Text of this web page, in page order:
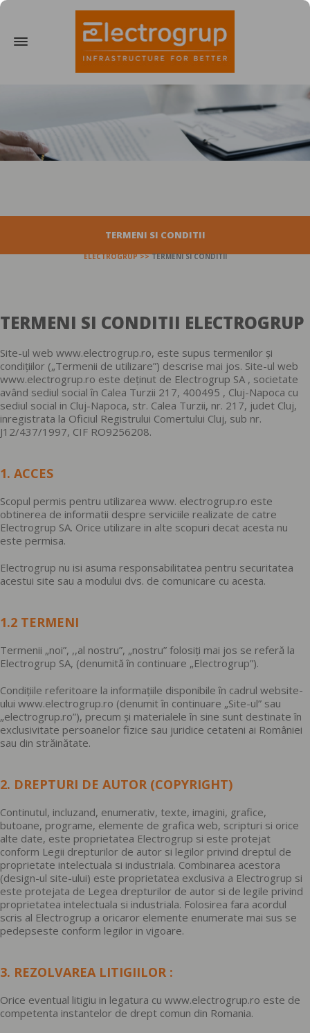
TERMENI SI CONDITII
ELECTROGRUP TERMENI SI CONDITII
TERMENI SI CONDITII ELECTROGRUP
Site-ul web www.electrogrup.ro, este supus termenilor și
condițiilor („Termenii de utilizare”) descrise mai jos. Site-ul web
www.electrogrup.ro este deținut de Electrogrup SA , societate
având sediul social în Calea Turzii 217, 400495 , Cluj-Napoca cu
sediul social in Cluj-Napoca, str. Calea Turzii, nr. 217, judet Cluj,
inregistrata la Oficiul Registrului Comertului Cluj, sub nr.
J12/437/1997, CIF RO9256208.
1. ACCES
Scopul permis pentru utilizarea www. electrogrup.ro este
obtinerea de informatii despre serviciile realizate de catre
Electrogrup SA. Orice utilizare in alte scopuri decat acesta nu
este permisa.
Electrogrup nu isi asuma responsabilitatea pentru securitatea
acestui site sau a modului dvs. de comunicare cu acesta.
1.2 TERMENI
Termenii „noi”, ,,al nostru”, „nostru” folosiți mai jos se referă la
Electrogrup SA, (denumită în continuare „Electrogrup”).
Condițiile referitoare la informațiile disponibile în cadrul website-
ului www.electrogrup.ro (denumit în continuare „Site-ul” sau
„electrogrup.ro”), precum și materialele în sine sunt destinate în
exclusivitate persoanelor fizice sau juridice cetateni ai României
sau din străinătate.
2. DREPTURI DE AUTOR (COPYRIGHT)
Continutul, incluzand, enumerativ, texte, imagini, grafice,
butoane, programe, elemente de grafica web, scripturi si orice
alte date, este proprietatea Electrogrup si este protejat
conform Legii drepturilor de autor si legilor privind dreptul de
proprietate intelectuala si industriala. Combinarea acestora
(design-ul site-ului) este proprietatea exclusiva a Electrogrup si
este protejata de Legea drepturilor de autor si de legile privind
proprietatea intelectuala si industriala. Folosirea fara acordul
scris al Electrogrup a oricaror elemente enumerate mai sus se
pedepseste conform legilor in vigoare.
3. REZOLVAREA LITIGIILOR :
Orice eventual litigiu in legatura cu www.electrogrup.ro este de
competenta instantelor de drept comun din Romania.